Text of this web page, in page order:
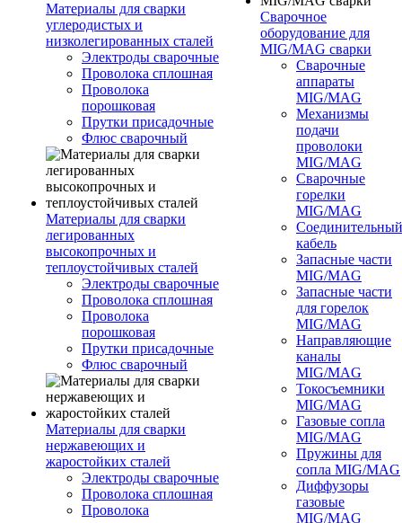
Материалы для сварки
углеродистых и
низколегированных сталей
Электроды сварочные
Проволока сплошная
Проволока
порошковая
Прутки присадочные
Флюс сварочный
Материалы для сварки
легированных
высокопрочных и
теплоустойчивых сталей
Электроды сварочные
Проволока сплошная
Проволока
порошковая
Прутки присадочные
Флюс сварочный
Материалы для сварки
нержавеющих и
жаростойких сталей
Электроды сварочные
Проволока сплошная
Проволока
Сварочное
оборудование для
MIG/MAG сварки
Сварочные
аппараты
MIG/MAG
Механизмы
подачи
проволоки
MIG/MAG
Сварочные
горелки
MIG/MAG
Соединительный
кабель
Запасные части
MIG/MAG
Запасные части
для горелок
MIG/MAG
Направляющие
каналы
MIG/MAG
Токосъемники
MIG/MAG
Газовые сопла
MIG/MAG
Пружины для
сопла MIG/MAG
Диффузоры
газовые
MIG/MAG